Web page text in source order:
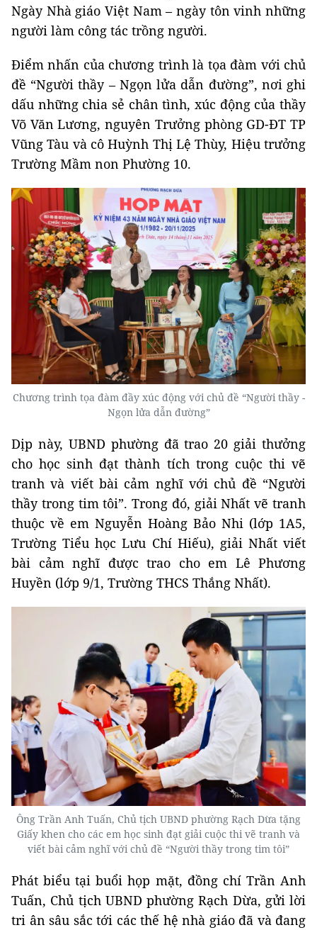
Ngày Nhà giáo Việt Nam – ngày tôn vinh những
người làm công tác trồng người.
Điểm nhấn của chương trình là tọa đàm với chủ
đề “Người thầy – Ngọn lửa dẫn đường”, nơi ghi
dấu những chia sẻ chân tình, xúc động của thầy
Võ Văn Lương, nguyên Trưởng phòng GD-ĐT TP
Vũng Tàu và cô Huỳnh Thị Lệ Thùy, Hiệu trưởng
Trường Mầm non Phường 10.
Chương trình tọa đàm đầy xúc động với chủ đề “Người thầy -
Ngọn lửa dẫn đường”
Dịp này, UBND phường đã trao 20 giải thưởng
cho học sinh đạt thành tích trong cuộc thi vẽ
tranh và viết bài cảm nghĩ với chủ đề “Người
thầy trong tim tôi”. Trong đó, giải Nhất vẽ tranh
thuộc về em Nguyễn Hoàng Bảo Nhi (lớp 1A5,
Trường Tiểu học Lưu Chí Hiếu), giải Nhất viết
bài cảm nghĩ được trao cho em Lê Phương
Huyền (lớp 9/1, Trường THCS Thắng Nhất).
Ông Trần Anh Tuấn, Chủ tịch UBND phường Rạch Dừa tặng
Giấy khen cho các em học sinh đạt giải cuộc thi vẽ tranh và
viết bài cảm nghĩ với chủ đề “Người thầy trong tim tôi”
Phát biểu tại buổi họp mặt, đồng chí Trần Anh
Tuấn, Chủ tịch UBND phường Rạch Dừa, gửi lời
tri ân sâu sắc tới các thế hệ nhà giáo đã và đang